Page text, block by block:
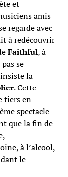
et
amis
regarde avec
à redécouvrir
Faithful, à
se
la
. Cette
tiers en
spectacle
que la fin de
à l’alcool,
le